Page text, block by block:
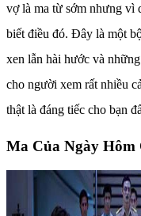
vợ là ma từ sớm nhưng vì
biết điều đó. Đây là một
xen lẫn hài hước và
cho người xem rất nhiều
thật là đáng tiếc cho bạn
Ma Của Ngày Hôm